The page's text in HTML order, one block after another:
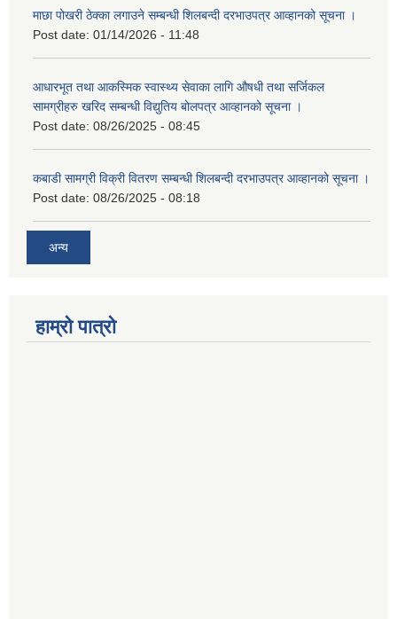
माछा पोखरी ठेक्का लगाउने सम्बन्धी शिलबन्दी दरभाउपत्र आव्हानको सूचना ।
Post date: 01/14/2026 - 11:48
आधारभूत तथा आकस्मिक स्वास्थ्य सेवाका लागि औषधी तथा सर्जिकल
सामग्रीहरु खरिद सम्बन्धी विद्युतिय बोलपत्र आव्हानको सूचना ।
Post date: 08/26/2025 - 08:45
कबाडी सामग्री विक्री वितरण सम्बन्धी शिलबन्दी दरभाउपत्र आव्हानको सूचना ।
Post date: 08/26/2025 - 08:18
अन्य
हाम्रो पात्रो